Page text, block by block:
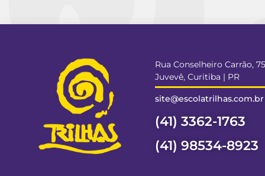
Rua Conselheiro Carrão,
Juvevê, Curitiba | PR
site@escolatrilhas.com.br
(41) 3362-1763
(41) 98534-8923